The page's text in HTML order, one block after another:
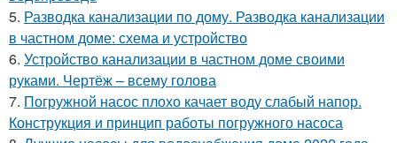
5. Разводка канализации по дому. Разводка канализации
в частном доме: схема и устройство
6. Устройство канализации в частном доме своими
руками. Чертёж – всему голова
7. Погружной насос плохо качает воду слабый напор.
Конструкция и принцип работы погружного насоса